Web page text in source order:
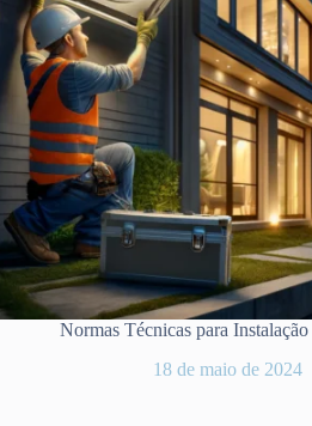
Normas Técnicas para
18 de maio de 2024